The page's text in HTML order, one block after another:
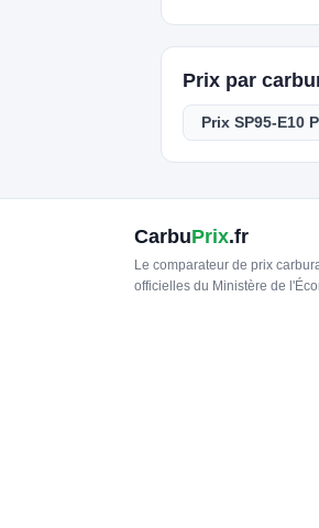
Prix par
Prix SP95-E10
CarbuPrix.fr
Le comparateur de prix
officielles du Ministère de